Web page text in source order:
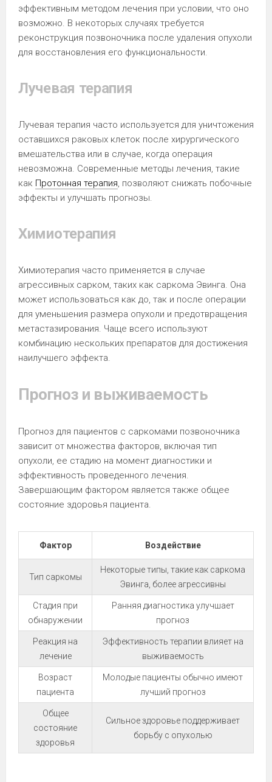
эффективным методом лечения при условии, что оно
возможно. В некоторых случаях требуется
реконструкция позвоночника после удаления опухоли
для восстановления его функциональности.
Лучевая терапия
Лучевая терапия часто используется для уничтожения
оставшихся раковых клеток после хирургического
вмешательства или в случае, когда операция
невозможна. Современные методы лечения, такие
как Протонная терапия, позволяют снижать побочные
эффекты и улучшать прогнозы.
Химиотерапия
Химиотерапия часто применяется в случае
агрессивных сарком, таких как саркома Эвинга. Она
может использоваться как до, так и после операции
для уменьшения размера опухоли и предотвращения
метастазирования. Чаще всего используют
комбинацию нескольких препаратов для достижения
наилучшего эффекта.
Прогноз и выживаемость
Прогноз для пациентов с саркомами позвоночника
зависит от множества факторов, включая тип
опухоли, ее стадию на момент диагностики и
эффективность проведенного лечения.
Завершающим фактором является также общее
состояние здоровья пациента.
Фактор Воздействие
Тип саркомы
Некоторые типы, такие как саркома
Эвинга, более агрессивны
Стадия при
обнаружении
Ранняя диагностика улучшает
прогноз
Реакция на
лечение
Эффективность терапии влияет на
выживаемость
Возраст
пациента
Молодые пациенты обычно имеют
лучший прогноз
Общее
состояние
здоровья
Сильное здоровье поддерживает
борьбу с опухолью